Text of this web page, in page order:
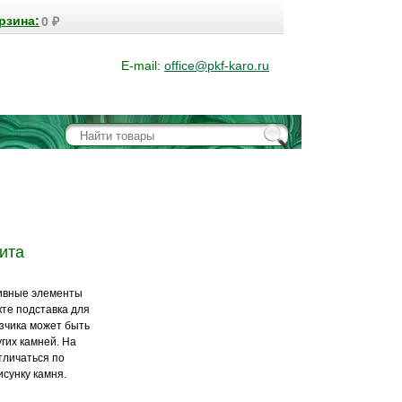
0 ₽
E-mail: office@pkf-karo.ru
элементы
подставка для
может быть
камней. На
по
камня.